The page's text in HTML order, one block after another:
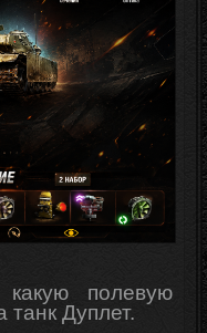
полевую
танк Дуплет.